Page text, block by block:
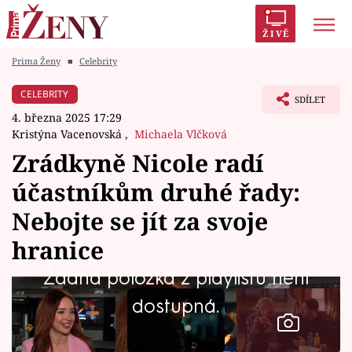
ŽIVĚ
Módní alarm
Témata
Celebrity
Vztahy
Seriály
Prima Ženy ■ Celebrity
CELEBRITY
4. března 2025 17:29
Kristýna Vacenovská , Michaela Vlčková
SDÍLET
Zrádkyně Nicole radí
účastníkům druhé řady:
Nebojte se jít za svoje
hranice
Žádná položka z playlistu není
dostupná.